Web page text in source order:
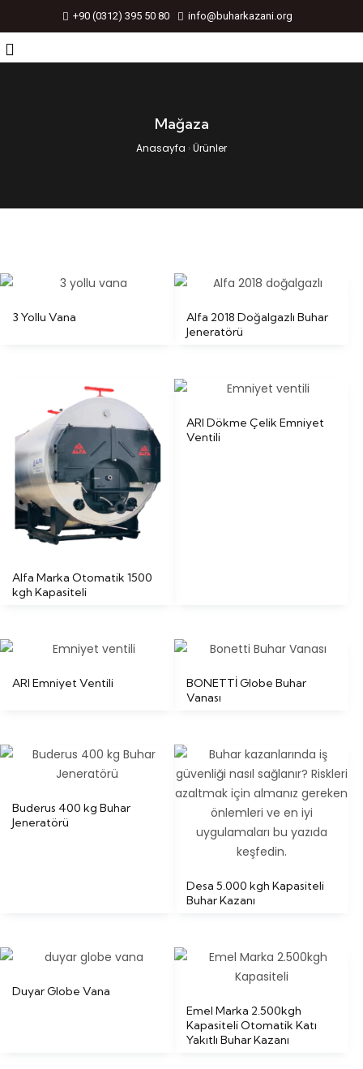
+90 (0312) 395 50 80 info@buharkazani.org
Mağaza
Anasayfa ›Ürünler
3 Yollu Vana
Alfa 2018 Doğalgazlı Buhar
Jeneratörü
Alfa Marka Otomatik 1500
kgh Kapasiteli
ARI Dökme Çelik Emniyet
Ventili
ARI Emniyet Ventili
BONETTİ Globe Buhar
Vanası
Buderus 400 kg Buhar
Jeneratörü
Desa 5.000 kgh Kapasiteli
Buhar Kazanı
Duyar Globe Vana
Emel Marka 2.500kgh
Kapasiteli Otomatik Katı
Yakıtlı Buhar Kazanı